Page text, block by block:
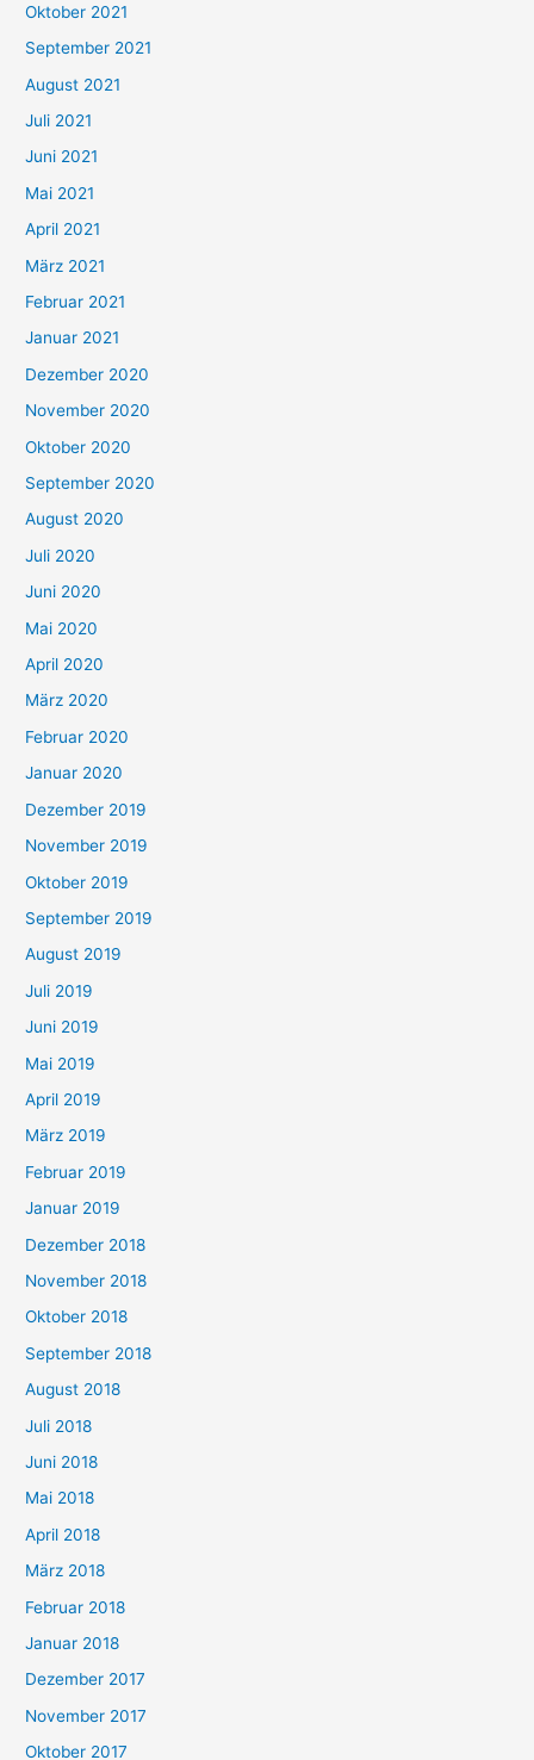
n
n
a
c
h
:
Oktober 2021
September 2021
August 2021
Juli 2021
Juni 2021
Mai 2021
April 2021
März 2021
Februar 2021
Januar 2021
Dezember 2020
November 2020
Oktober 2020
September 2020
August 2020
Juli 2020
Juni 2020
Mai 2020
April 2020
März 2020
Februar 2020
Januar 2020
Dezember 2019
November 2019
Oktober 2019
September 2019
August 2019
Juli 2019
Juni 2019
Mai 2019
April 2019
März 2019
Februar 2019
Januar 2019
Dezember 2018
November 2018
Oktober 2018
September 2018
August 2018
Juli 2018
Juni 2018
Mai 2018
April 2018
März 2018
Februar 2018
Januar 2018
Dezember 2017
November 2017
Oktober 2017